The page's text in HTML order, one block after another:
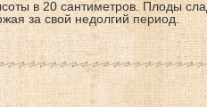
в 20 сантиметров. Плоды
за свой недолгий период.